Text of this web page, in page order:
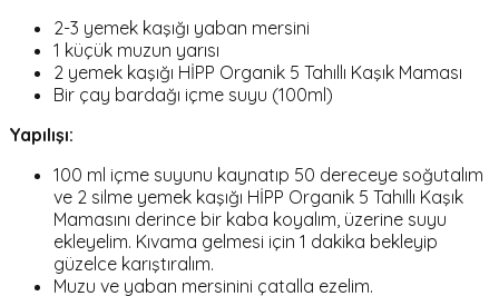
2-3 yemek kaşığı yaban mersini
1 küçük muzun yarısı
2 yemek kaşığı HİPP Organik 5 Tahıllı Kaşık Maması
Bir çay bardağı içme suyu (100ml)
Yapılışı:
100 ml içme suyunu kaynatıp 50 dereceye soğutalım
ve 2 silme yemek kaşığı HİPP Organik 5 Tahıllı Kaşık
Mamasını derince bir kaba koyalım, üzerine suyu
ekleyelim. Kıvama gelmesi için 1 dakika bekleyip
güzelce karıştıralım.
Muzu ve yaban mersinini çatalla ezelim.